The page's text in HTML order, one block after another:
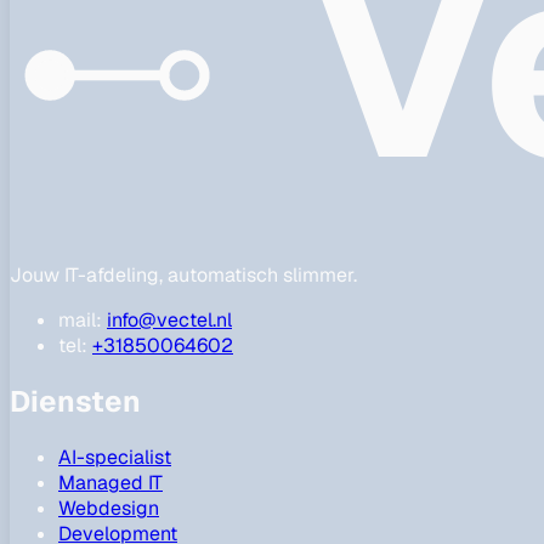
Jouw IT-afdeling, automatisch slimmer.
mail: info@vectel.nl
tel: +31850064602
Diensten
AI-specialist
Managed IT
Webdesign
Development